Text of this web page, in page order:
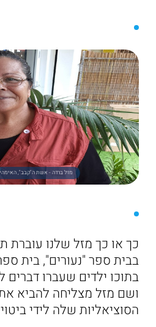
מזל ברדה - אשת ה"קבב",
כך או כך מזל שלנו עוברת
בבית ספר "נעורים", בית
בתוכו ילדים שעברו
ושם מזל מצליחה להביא
הסוציאליות שלה לידי